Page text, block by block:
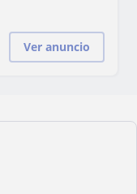
Ver anuncio